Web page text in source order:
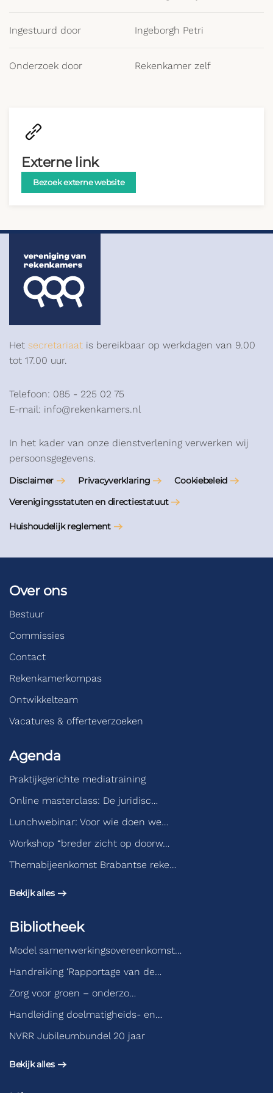
Ingestuurd door Ingeborgh Petri
Onderzoek door Rekenkamer zelf
Externe link
Bezoek externe website
Het secretariaat is bereikbaar op werkdagen van 9.00
tot 17.00 uur.
Telefoon: 085 - 225 02 75
E-mail: info@rekenkamers.nl
In het kader van onze dienstverlening verwerken wij
persoonsgegevens.
Disclaimer Privacyverklaring
Cookiebeleid
Verenigingsstatuten en directiestatuut
Huishoudelijk reglement
Over ons
Bestuur
Commissies
Contact
Rekenkamerkompas
Ontwikkelteam
Vacatures & offerteverzoeken
Agenda
Praktijkgerichte mediatraining
Online masterclass: De juridisc…
Lunchwebinar: Voor wie doen we…
Workshop “breder zicht op doorw…
Themabijeenkomst Brabantse reke…
Bekijk alles
Bibliotheek
Model samenwerkingsovereenkomst…
Handreiking ‘Rapportage van de…
Zorg voor groen – onderzo…
Handleiding doelmatigheids- en…
NVRR Jubileumbundel 20 jaar
Bekijk alles